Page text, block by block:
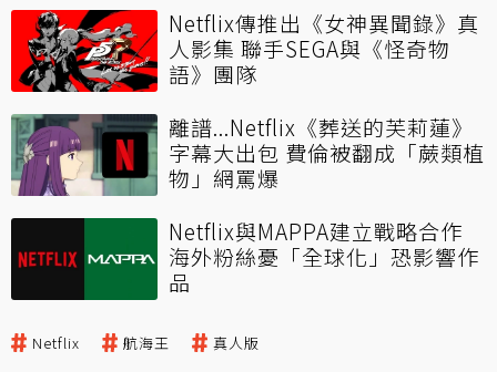
Netflix傳推出《女神異聞錄》真
人影集 聯手SEGA與《怪奇物
語》團隊
離譜...Netflix《葬送的芙莉蓮》
字幕大出包 費倫被翻成「蕨類植
物」網罵爆
Netflix與MAPPA建立戰略合作
海外粉絲憂「全球化」恐影響作
品
Netflix 航海王 真人版